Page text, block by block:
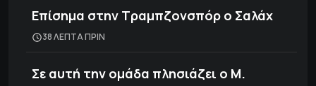
Επίσημα στην Τραμπζονσπόρ o Σαλάχ
38 ΛΕΠΤΑ ΠΡΙΝ
Σε αυτή την ομάδα πλησιάζει ο Μ.